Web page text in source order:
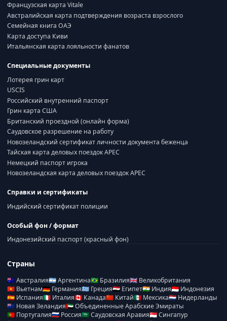
Французская карта Vitale
Австралийская карта подтверждения возраста взрослого
Семейная книга ОАЭ
Карта доступа Киви
Итальянская карта лояльности фанатов
Специальные документы
Лотерея грин карт
USCIS
Российский внутренний паспорт
Грин карта США
Британский проездной (онлайн форма)
Саудовское разрешение на работу
Новозеландский сертификат личности документа беженца
Тайская карта деловых поездок APEC
Немецкий паспорт игрока
Новозеландская карта деловых поездок APEC
Справки и сертификаты
Индийский сертификат полиции
Особый фон / формат
Индонезийский паспорт (красный фон)
Страны
🇦🇺Австралия🇦🇷Аргентина🇧🇷 Бразилия🇬🇧 Великобритания
🇻🇳 Вьетнам🇩🇪 Германия🇬🇷 Греция🇪🇬 Египет🇮🇳 Индия🇮🇩 Индонезия
🇪🇸 Испания🇮🇹 Италия🇨🇦 Канада🇨🇳 Китай🇲🇽 Мексика🇳🇱 Нидерланды
🇳🇿 Новая Зеландия🇦🇪Объединенные Арабские Эмираты
🇵🇹 Португалия🇷🇺 Россия🇸🇦Саудовская Аравия🇸🇬Сингапур